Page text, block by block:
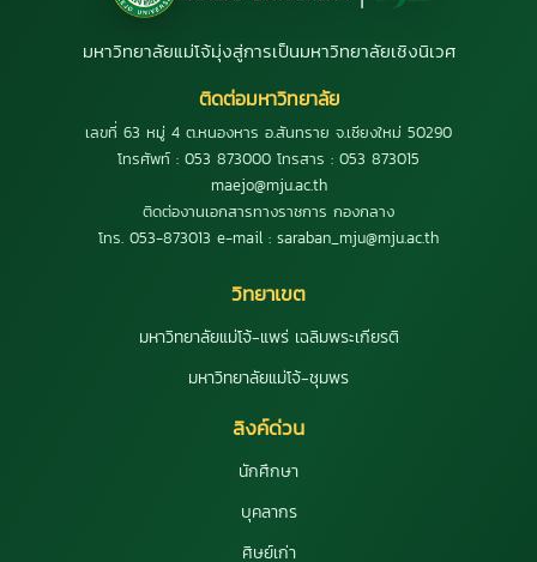
มหาวิทยาลัยแม่โจ้มุ่งสู่การเป็นมหาวิทยาลัยเชิงนิเวศ
ติดต่อมหาวิทยาลัย
เลขที่ 63 หมู่ 4 ต.หนองหาร อ.สันทราย จ.เชียงใหม่ 50290
โทรศัพท์ : 053 873000 โทรสาร : 053 873015
maejo@mju.ac.th
ติดต่องานเอกสารทางราชการ กองกลาง
โทร. 053-873013 e-mail : saraban_mju@mju.ac.th
วิทยาเขต
มหาวิทยาลัยแม่โจ้-แพร่ เฉลิมพระเกียรติ
มหาวิทยาลัยแม่โจ้-ชุมพร
ลิงค์ด่วน
นักศึกษา
บุคลากร
ศิษย์เก่า